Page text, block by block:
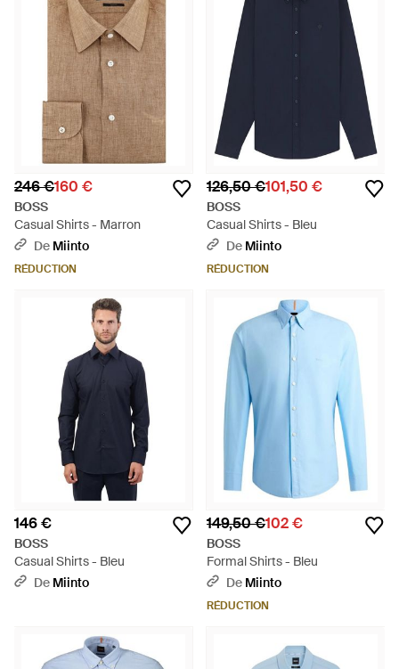
246 €160 €
BOSS
Casual Shirts - Marron
De Miinto
RÉDUCTION
126,50 €101,50 €
BOSS
Casual Shirts - Bleu
De Miinto
RÉDUCTION
146 €
BOSS
Casual Shirts - Bleu
De Miinto
149,50 €102 €
BOSS
Formal Shirts - Bleu
De Miinto
RÉDUCTION